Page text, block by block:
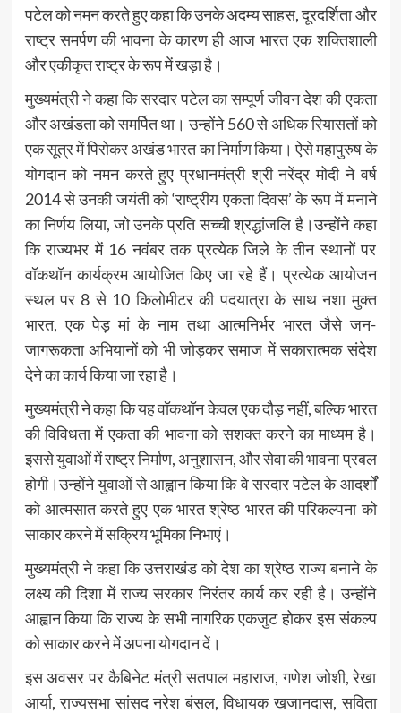
पटेल को नमन करते हुए कहा कि उनके अदम्य साहस, दूरदर्शिता और
राष्ट्र समर्पण की भावना के कारण ही आज भारत एक शक्तिशाली
और एकीकृत राष्ट्र के रूप में खड़ा है।
मुख्यमंत्री ने कहा कि सरदार पटेल का सम्पूर्ण जीवन देश की एकता
और अखंडता को समर्पित था। उन्होंने 560 से अधिक रियासतों को
एक सूत्र में पिरोकर अखंड भारत का निर्माण किया। ऐसे महापुरुष के
योगदान को नमन करते हुए प्रधानमंत्री श्री नरेंद्र मोदी ने वर्ष
2014 से उनकी जयंती को ‘राष्ट्रीय एकता दिवस’ के रूप में मनाने
का निर्णय लिया, जो उनके प्रति सच्ची श्रद्धांजलि है।उन्होंने कहा
कि राज्यभर में 16 नवंबर तक प्रत्येक जिले के तीन स्थानों पर
वॉकथॉन कार्यक्रम आयोजित किए जा रहे हैं। प्रत्येक आयोजन
स्थल पर 8 से 10 किलोमीटर की पदयात्रा के साथ नशा मुक्त
भारत, एक पेड़ मां के नाम तथा आत्मनिर्भर भारत जैसे जन-
जागरूकता अभियानों को भी जोड़कर समाज में सकारात्मक संदेश
देने का कार्य किया जा रहा है।
मुख्यमंत्री ने कहा कि यह वॉकथॉन केवल एक दौड़ नहीं, बल्कि भारत
की विविधता में एकता की भावना को सशक्त करने का माध्यम है।
इससे युवाओं में राष्ट्र निर्माण, अनुशासन, और सेवा की भावना प्रबल
होगी।उन्होंने युवाओं से आह्वान किया कि वे सरदार पटेल के आदर्शों
को आत्मसात करते हुए एक भारत श्रेष्ठ भारत की परिकल्पना को
साकार करने में सक्रिय भूमिका निभाएं।
मुख्यमंत्री ने कहा कि उत्तराखंड को देश का श्रेष्ठ राज्य बनाने के
लक्ष्य की दिशा में राज्य सरकार निरंतर कार्य कर रही है। उन्होंने
आह्वान किया कि राज्य के सभी नागरिक एकजुट होकर इस संकल्प
को साकार करने में अपना योगदान दें।
इस अवसर पर कैबिनेट मंत्री सतपाल महाराज, गणेश जोशी, रेखा
आर्या, राज्यसभा सांसद नरेश बंसल, विधायक खजानदास, सविता